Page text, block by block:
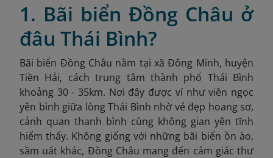
1. Bãi biển Đồng Châu ở
đâu Thái Bình?
Bãi biển Đồng Châu nằm tại xã Đông Minh, huyện
Tiền Hải, cách trung tâm thành phố Thái Bình
khoảng 30 - 35km. Nơi đây được ví như viên ngọc
yên bình giữa lòng Thái Bình nhờ vẻ đẹp hoang sơ,
cảnh quan thanh bình cùng không gian yên tĩnh
hiếm thấy. Không giống với những bãi biển ồn ào,
sầm uất khác, Đồng Châu mang đến cảm giác thư